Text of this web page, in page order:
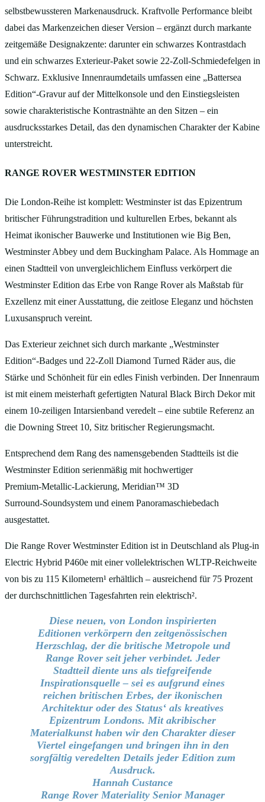
selbstbewussteren Markenausdruck. Kraftvolle Performance bleibt
dabei das Markenzeichen dieser Version – ergänzt durch markante
zeitgemäße Designakzente: darunter ein schwarzes Kontrastdach
und ein schwarzes Exterieur‑Paket sowie 22‑Zoll‑Schmiedefelgen in
Schwarz. Exklusive Innenraumdetails umfassen eine „Battersea
Edition“‑Gravur auf der Mittelkonsole und den Einstiegsleisten
sowie charakteristische Kontrastnähte an den Sitzen – ein
ausdrucksstarkes Detail, das den dynamischen Charakter der Kabine
unterstreicht.
RANGE ROVER WESTMINSTER EDITION
Die London‑Reihe ist komplett: Westminster ist das Epizentrum
britischer Führungstradition und kulturellen Erbes, bekannt als
Heimat ikonischer Bauwerke und Institutionen wie Big Ben,
Westminster Abbey und dem Buckingham Palace. Als Hommage an
einen Stadtteil von unvergleichlichem Einfluss verkörpert die
Westminster Edition das Erbe von Range Rover als Maßstab für
Exzellenz mit einer Ausstattung, die zeitlose Eleganz und höchsten
Luxusanspruch vereint.
Das Exterieur zeichnet sich durch markante „Westminster
Edition“‑Badges und 22‑Zoll Diamond Turned Räder aus, die
Stärke und Schönheit für ein edles Finish verbinden. Der Innenraum
ist mit einem meisterhaft gefertigten Natural Black Birch Dekor mit
einem 10‑zeiligen Intarsienband veredelt – eine subtile Referenz an
die Downing Street 10, Sitz britischer Regierungsmacht.
Entsprechend dem Rang des namensgebenden Stadtteils ist die
Westminster Edition serienmäßig mit hochwertiger
Premium‑Metallic‑Lackierung, Meridian™ 3D
Surround‑Soundsystem und einem Panoramaschiebedach
ausgestattet.
Die Range Rover Westminster Edition ist in Deutschland als Plug‑in
Electric Hybrid P460e mit einer vollelektrischen WLTP‑Reichweite
von bis zu 115 Kilometern¹ erhältlich – ausreichend für 75 Prozent
der durchschnittlichen Tagesfahrten rein elektrisch².
Diese neuen, von London inspirierten
Editionen verkörpern den zeitgenössischen
Herzschlag, der die britische Metropole und
Range Rover seit jeher verbindet. Jeder
Stadtteil diente uns als tiefgreifende
Inspirationsquelle – sei es aufgrund eines
reichen britischen Erbes, der ikonischen
Architektur oder des Status‘ als kreatives
Epizentrum Londons. Mit akribischer
Materialkunst haben wir den Charakter dieser
Viertel eingefangen und bringen ihn in den
sorgfältig veredelten Details jeder Edition zum
Ausdruck.
Hannah Custance
Range Rover Materiality Senior Manager